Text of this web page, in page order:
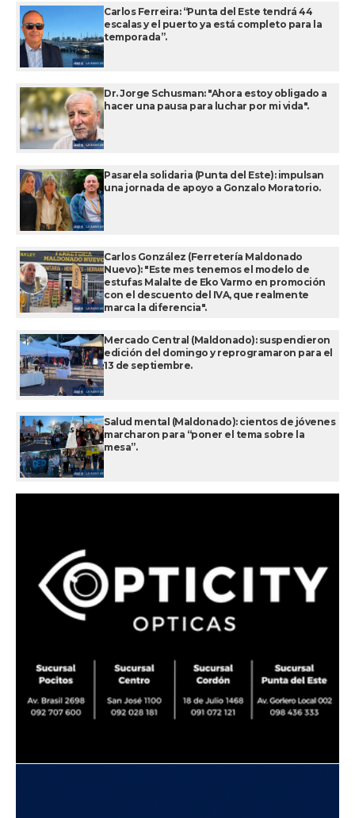
Carlos Ferreira: “Punta del Este tendrá 44
escalas y el puerto ya está completo para la
temporada”.
Dr. Jorge Schusman: "Ahora estoy obligado a
hacer una pausa para luchar por mi vida".
Pasarela solidaria (Punta del Este): impulsan
una jornada de apoyo a Gonzalo Moratorio.
Carlos González (Ferretería Maldonado
Nuevo): "Este mes tenemos el modelo de
estufas Malalte de Eko Varmo en promoción
con el descuento del IVA, que realmente
marca la diferencia".
Mercado Central (Maldonado): suspendieron
edición del domingo y reprogramaron para el
13 de septiembre.
Salud mental (Maldonado): cientos de jóvenes
marcharon para “poner el tema sobre la
mesa”.